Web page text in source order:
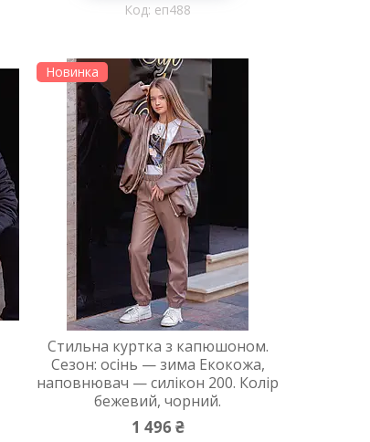
еп488
Новинка
Стильна куртка з капюшоном.
Сезон: осінь — зима Екокожа,
наповнювач — силікон 200. Колір
бежевий, чорний.
1 496 ₴